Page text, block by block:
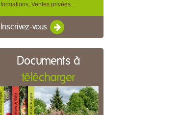
formations, Ventes privées...
Inscrivez-vous
Documents à
télécharger